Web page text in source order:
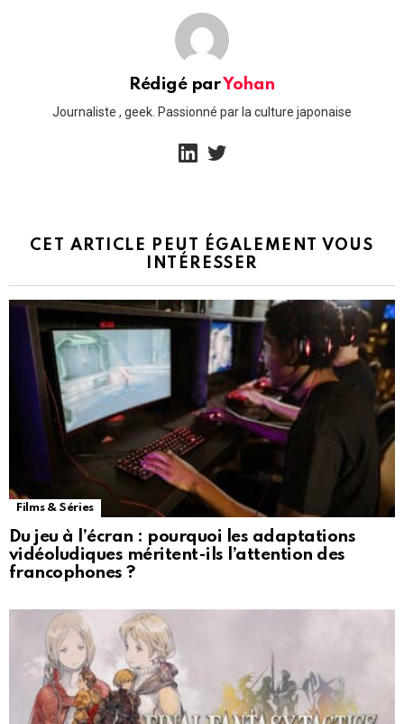
Rédigé parYohan
Journaliste , geek. Passionné par la culture japonaise
linkedin
CET ARTICLE PEUT ÉGALEMENT VOUS
INTÉRESSER
Films & Séries
Du jeu à l’écran : pourquoi les adaptations
vidéoludiques méritent-ils l’attention des
francophones ?